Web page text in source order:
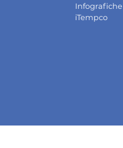
Infografiche
iTempco